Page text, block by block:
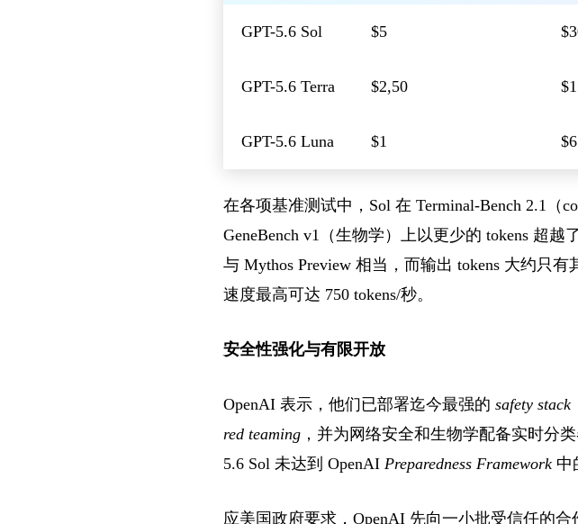
GPT-5.6 Sol $5
GPT-5.6 Terra $2,50
GPT-5.6 Luna $1 $6
在各项基准测试中，Sol 在 Terminal-Bench 2.1（
GeneBench v1（生物学）上以更少的 tokens 超越
与 Mythos Preview 相当，而输出 tokens 大约只有
速度最高可达 750 tokens/秒。
安全性强化与有限开放
OpenAI 表示，他们已部署迄今最强的 safety stack
red teaming ，并为网络安全和生物学配备实时分
5.6 Sol 未达到 OpenAI Preparedness Framework 中
应美国政府要求，OpenAI 先向一小批受信任的